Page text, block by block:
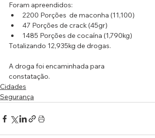
Foram apreendidos:
2200 Porções  de maconha (11,100)
47 Porções de crack (45gr)
1485 Porções de cocaína (1,790kg)
Totalizando 12,935kg de drogas.
A droga foi encaminhada para
constatação.
Cidades
Segurança